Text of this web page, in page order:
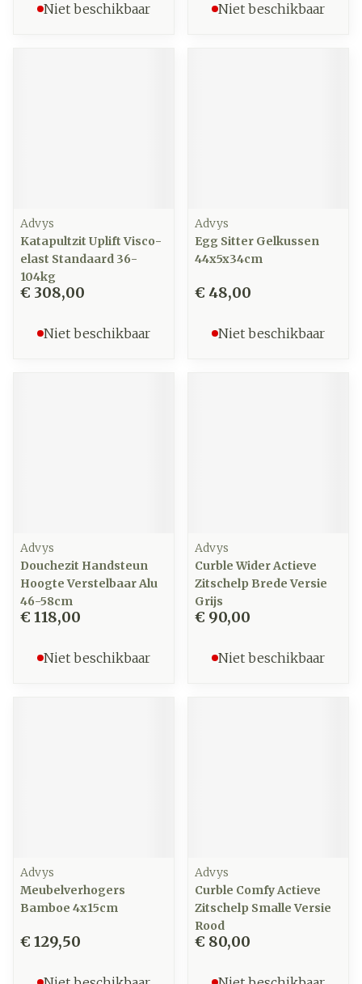
Niet beschikbaar Niet beschikbaar
Advys
Katapultzit Uplift Visco-
elast Standaard 36-
104kg
€ 308,00
Niet beschikbaar
Advys
Egg Sitter Gelkussen
44x5x34cm
€ 48,00
Niet beschikbaar
Advys
Douchezit Handsteun
Hoogte Verstelbaar Alu
46-58cm
€ 118,00
Niet beschikbaar
Advys
Curble Wider Actieve
Zitschelp Brede Versie
Grijs
€ 90,00
Niet beschikbaar
Advys
Meubelverhogers
Bamboe 4x15cm
€ 129,50
Advys
Curble Comfy Actieve
Zitschelp Smalle Versie
Rood
€ 80,00